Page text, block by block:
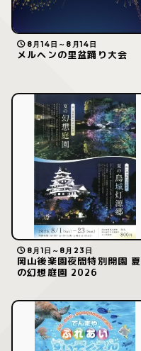
8月14日～8月14日
メルヘンの里盆踊り大会
8月1日～8月23日
岡山後楽園夜間特別開園 夏
の幻想庭園 2026